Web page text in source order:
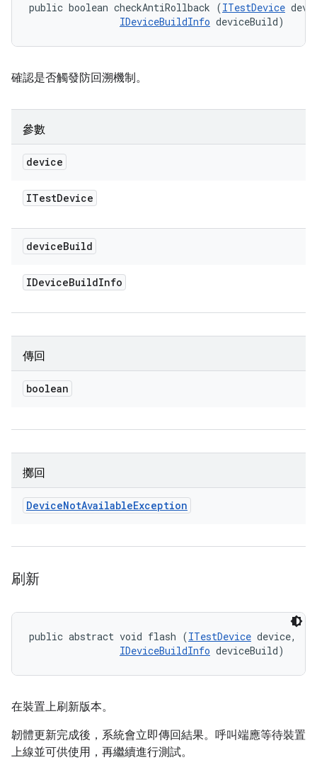
public boolean checkAntiRollback (ITestDevice
IDeviceBuildInfo deviceBuild)
確認是否觸發防回溯機制。
參數
device
ITestDevice
deviceBuild
IDeviceBuildInfo
傳回
boolean
擲回
DeviceNotAvailableException
刷新
public abstract void flash (ITestDevice device,
IDeviceBuildInfo deviceBuild)
在裝置上刷新版本。
韌體更新完成後，系統會立即傳回結果。呼叫端應等待裝置
上線並可供使用，再繼續進行測試。